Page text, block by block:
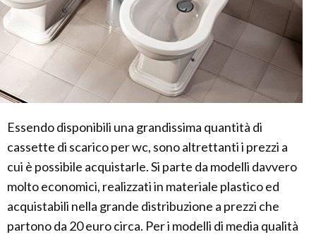
Essendo disponibili una grandissima quantità di
cassette di scarico per wc, sono altrettanti i prezzi a
cui è possibile acquistarle. Si parte da modelli davvero
molto economici, realizzati in materiale plastico ed
acquistabili nella grande distribuzione a prezzi che
partono da 20 euro circa. Per i modelli di media qualità